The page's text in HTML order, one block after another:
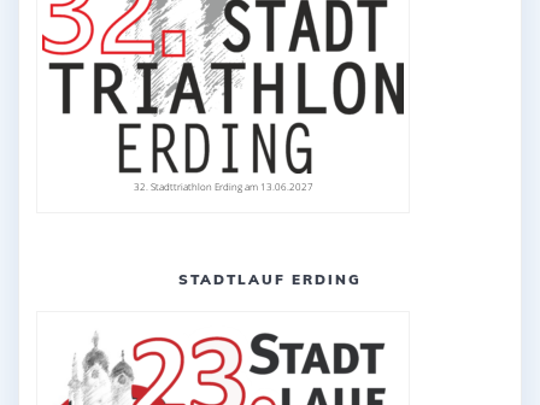
32. Stadttriathlon Erding am 13.06.2027
STADTLAUF ERDING